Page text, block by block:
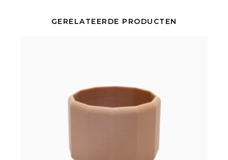
GERELATEERDE PRODUCTEN